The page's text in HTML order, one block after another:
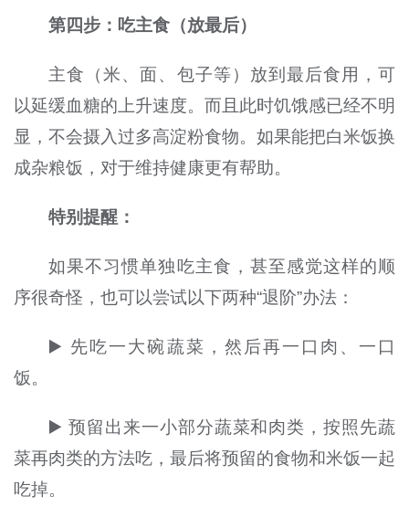
第四步：吃主食（放最后）
主食（米、面、包子等）放到最后食用，可
以延缓血糖的上升速度。而且此时饥饿感已经不明
显，不会摄入过多高淀粉食物。如果能把白米饭换
成杂粮饭，对于维持健康更有帮助。
特别提醒：
如果不习惯单独吃主食，甚至感觉这样的顺
序很奇怪，也可以尝试以下两种“退阶”办法：
▶️ 先吃一大碗蔬菜，然后再一口肉、一口
饭。
▶️ 预留出来一小部分蔬菜和肉类，按照先蔬
菜再肉类的方法吃，最后将预留的食物和米饭一起
吃掉。